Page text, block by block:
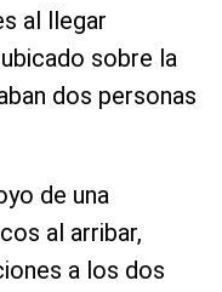
al llegar
sobre la
dos personas
de una
al arribar,
a los dos